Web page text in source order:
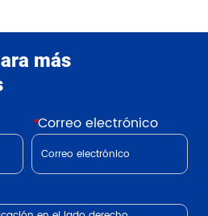
más
*Correo electrónico